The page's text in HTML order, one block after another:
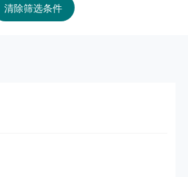
清除筛选条件